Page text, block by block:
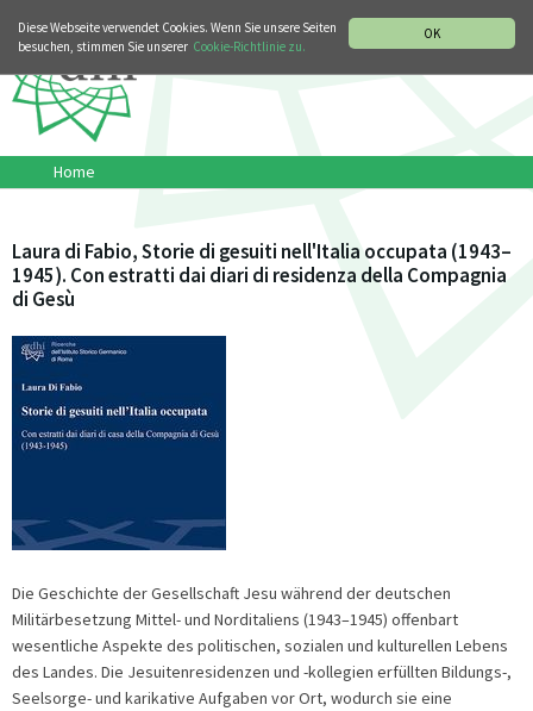
OK
Diese Webseite verwendet Cookies. Wenn Sie unsere Seiten
besuchen, stimmen Sie unserer Cookie-Richtlinie zu.
Home
Laura di Fabio, Storie di gesuiti nell'Italia occupata (1943–
1945). Con estratti dai diari di residenza della Compagnia
di Gesù
Die Geschichte der Gesellschaft Jesu während der deutschen
Militärbesetzung Mittel- und Norditaliens (1943–1945) offenbart
wesentliche Aspekte des politischen, sozialen und kulturellen Lebens
des Landes. Die Jesuitenresidenzen und -kollegien erfüllten Bildungs-,
Seelsorge- und karikative Aufgaben vor Ort, wodurch sie eine